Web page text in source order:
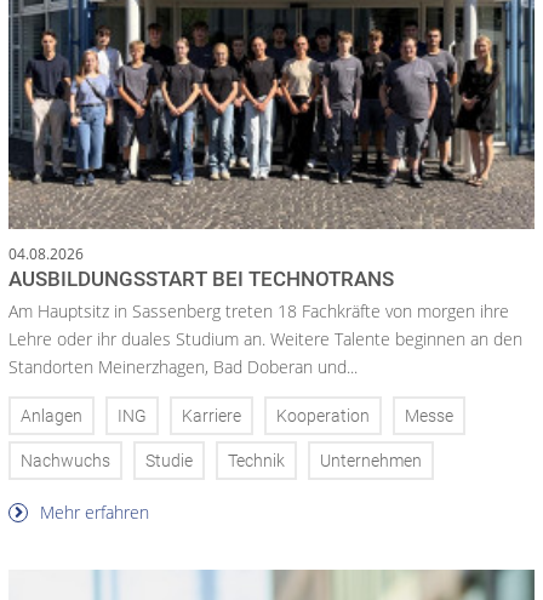
04.08.2026
AUSBILDUNGSSTART BEI TECHNOTRANS
Am Hauptsitz in Sassenberg treten 18 Fachkräfte von morgen ihre
Lehre oder ihr duales Studium an. Weitere Talente beginnen an den
Standorten Meinerzhagen, Bad Doberan und...
Anlagen ING Karriere Kooperation Messe
Nachwuchs Studie Technik Unternehmen
Mehr erfahren